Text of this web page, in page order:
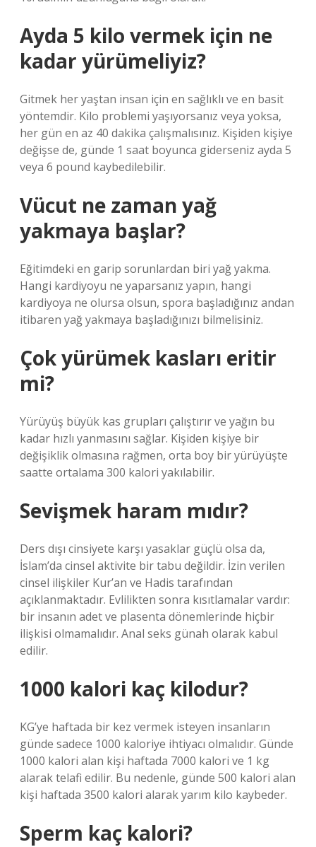
Ayda 5 kilo vermek için ne
kadar yürümeliyiz?
Gitmek her yaştan insan için en sağlıklı ve en basit
yöntemdir. Kilo problemi yaşıyorsanız veya yoksa,
her gün en az 40 dakika çalışmalısınız. Kişiden kişiye
değişse de, günde 1 saat boyunca giderseniz ayda 5
veya 6 pound kaybedilebilir.
Vücut ne zaman yağ
yakmaya başlar?
Eğitimdeki en garip sorunlardan biri yağ yakma.
Hangi kardiyoyu ne yaparsanız yapın, hangi
kardiyoya ne olursa olsun, spora başladığınız andan
itibaren yağ yakmaya başladığınızı bilmelisiniz.
Çok yürümek kasları eritir
mi?
Yürüyüş büyük kas grupları çalıştırır ve yağın bu
kadar hızlı yanmasını sağlar. Kişiden kişiye bir
değişiklik olmasına rağmen, orta boy bir yürüyüşte
saatte ortalama 300 kalori yakılabilir.
Sevişmek haram mıdır?
Ders dışı cinsiyete karşı yasaklar güçlü olsa da,
İslam’da cinsel aktivite bir tabu değildir. İzin verilen
cinsel ilişkiler Kur’an ve Hadis tarafından
açıklanmaktadır. Evlilikten sonra kısıtlamalar vardır:
bir insanın adet ve plasenta dönemlerinde hiçbir
ilişkisi olmamalıdır. Anal seks günah olarak kabul
edilir.
1000 kalori kaç kilodur?
KG’ye haftada bir kez vermek isteyen insanların
günde sadece 1000 kaloriye ihtiyacı olmalıdır. Günde
1000 kalori alan kişi haftada 7000 kalori ve 1 kg
alarak telafi edilir. Bu nedenle, günde 500 kalori alan
kişi haftada 3500 kalori alarak yarım kilo kaybeder.
Sperm kaç kalori?